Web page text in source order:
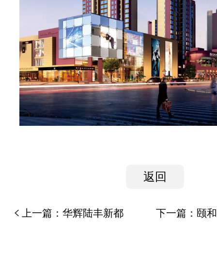
返回
上一篇： 华辉陆丰新都 下一篇：